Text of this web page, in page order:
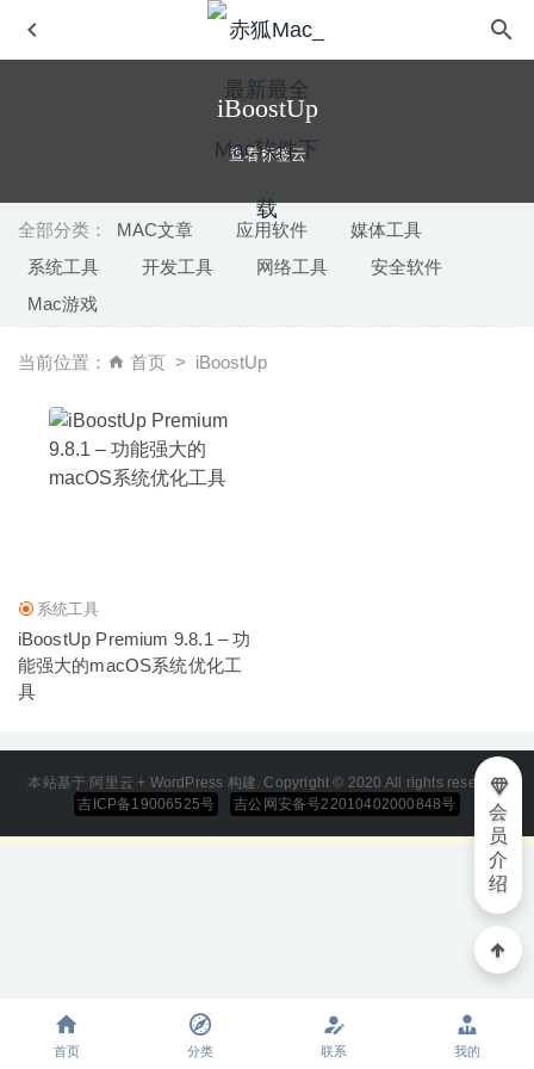
iBoostUp
查看标签云
全部分类： MAC文章 应用软件
媒体工具
系统工具
开发工具 网络工具
安全软件
Mac游戏
当前位置： 首页 iBoostUp
系统工具
iBoostUp Premium 9.8.1 – 功
能强大的macOS系统优化工
具
本站基于 阿里云 + WordPress 构建. Copyright © 2020 All rights reserved
吉ICP备19006525号
吉公网安备号22010402000848号
会
员
介
绍
04-13
Sound Control 2.5.0 – HDMI音量控制软件
软件 2025-08-14
Principle 6.42 – 界面交互动画设计神器
Transmit 5.6.3 for Mac中文版-功能强大的FTP客户端
首页 分类 联系 我的